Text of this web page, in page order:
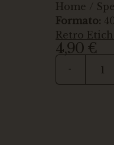
Home /
Formato:
Retro
4,90 €